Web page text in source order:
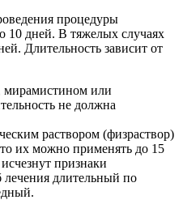
процедуры
10 дней. В тяжелых случаях
Длительность зависит от
мирамистином или
не должна
раствором (физраствор)
их можно применять до 15
признаки
лечения длительный по